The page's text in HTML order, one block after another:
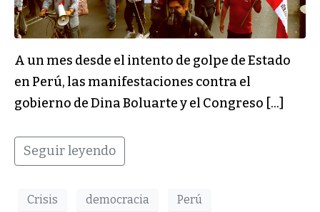
A un mes desde el intento de golpe de Estado
en Perú, las manifestaciones contra el
gobierno de Dina Boluarte y el Congreso […]
Seguir leyendo
Crisis democracia Perú